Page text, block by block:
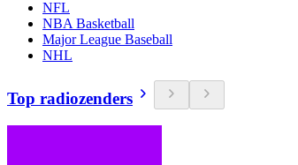
NFL
NBA Basketball
Major League Baseball
NHL
Top radiozenders